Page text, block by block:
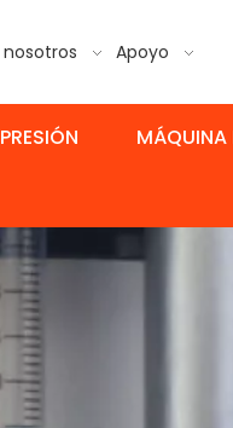
nosotros Apoyo
MÁQUINA